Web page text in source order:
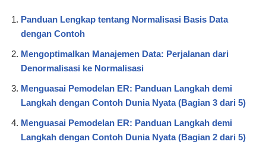
Panduan Lengkap tentang Normalisasi Basis Data
dengan Contoh
Mengoptimalkan Manajemen Data: Perjalanan dari
Denormalisasi ke Normalisasi
Menguasai Pemodelan ER: Panduan Langkah demi
Langkah dengan Contoh Dunia Nyata (Bagian 3 dari 5)
Menguasai Pemodelan ER: Panduan Langkah demi
Langkah dengan Contoh Dunia Nyata (Bagian 2 dari 5)